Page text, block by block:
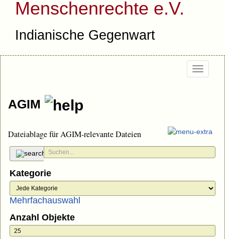
Menschenrechte e.V.
Indianische Gegenwart
AGIM
Dateiablage für AGIM-relevante Dateien
Kategorie
Mehrfachauswahl
Anzahl Objekte